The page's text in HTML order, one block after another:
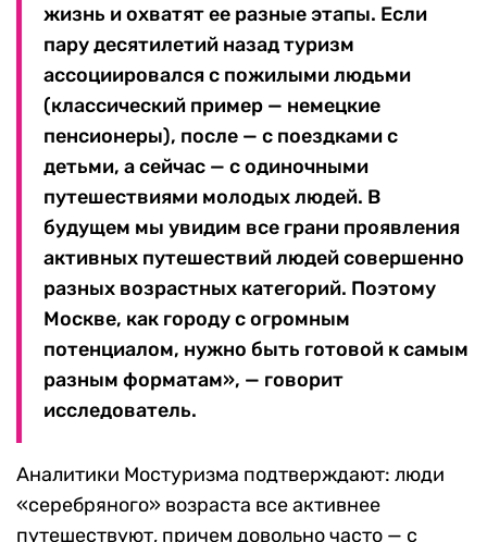
жизнь и охватят ее разные этапы. Если
пару десятилетий назад туризм
ассоциировался с пожилыми людьми
(классический пример — немецкие
пенсионеры), после — с поездками с
детьми, а сейчас — с одиночными
путешествиями молодых людей. В
будущем мы увидим все грани проявления
активных путешествий людей совершенно
разных возрастных категорий. Поэтому
Москве, как городу с огромным
потенциалом, нужно быть готовой к самым
разным форматам», — говорит
исследователь.
Аналитики Мостуризма подтверждают: люди
«серебряного» возраста все активнее
путешествуют, причем довольно часто — с